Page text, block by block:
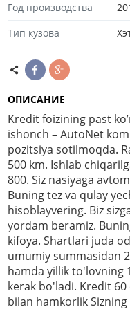
Год производства
Тип кузова
ОПИСАНИЕ
Kredit foizining past
ishonch – AutoNet
pozitsiya sotilmoqda.
500 km. Ishlab
800. Siz nasiyaga
Buning tez va qulay
hisoblayvering. Biz
yordam beramiz.
kifoya. Shartlari juda
umumiy summasidan
hamda yillik to'lovning
kerak bo'ladi. Kredit
bilan hamkorlik